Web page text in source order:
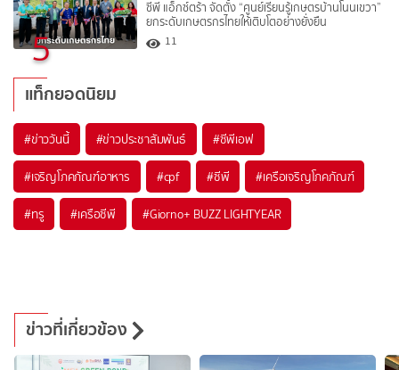
5
ซีพี แอ็กซ์ตร้า จัดตั้ง “ศูนย์เรียนรู้เกษตรบ้านโนนเขวา”
ยกระดับเกษตรกรไทยให้เติบโตอย่างยั่งยืน
11
แท็กยอดนิยม
#ข่าววันนี้ #ข่าวประชาสัมพันธ์ #ซีพีเอฟ
#เจริญโภคภัณฑ์อาหาร #cpf #ซีพี #เครือเจริญโภคภัณฑ์
#ทรู #เครือซีพี #Giorno+ BUZZ LIGHTYEAR
ข่าวที่เกี่ยวข้อง